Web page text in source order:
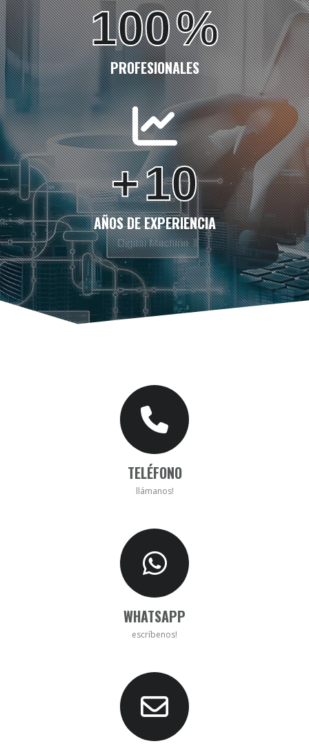
100%
PROFESIONALES
+10
AÑOS DE EXPERIENCIA
TELÉFONO
llámanos!
WHATSAPP
escríbenos!